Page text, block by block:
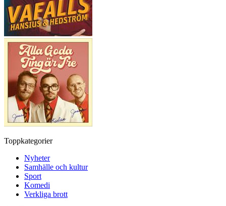
Toppkategorier
Nyheter
Samhälle och kultur
Sport
Komedi
Verkliga brott